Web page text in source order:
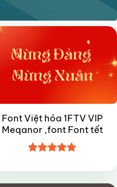
Font Việt hóa 1FTV VIP
Meqanor ,font Font tết
hạng4.95
sao